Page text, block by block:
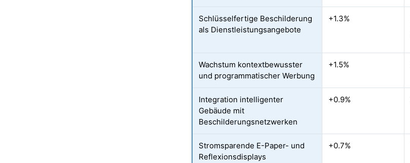
Schlüsselfertige Beschilderung
als Dienstleistungsangebote
+1.3%
Wachstum kontextbewusster
und programmatischer Werbung
+1.5%
Integration intelligenter
Gebäude mit
Beschilderungsnetzwerken
+0.9%
Stromsparende E-Paper- und
Reflexionsdisplays
+0.7%